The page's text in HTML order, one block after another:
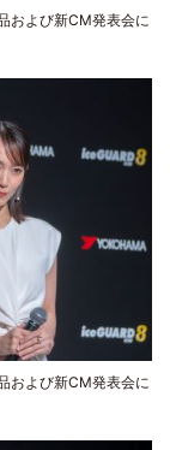
および新CM発表会に
および新CM発表会に